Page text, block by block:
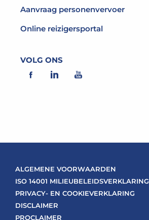
Aanvraag personenvervoer
Online reizigersportal
VOLG ONS
ALGEMENE VOORWAARDEN
ISO 14001 MILIEUBELEIDSVERKLARING
PRIVACY- EN COOKIEVERKLARING
DISCLAIMER
PROCLAIMER